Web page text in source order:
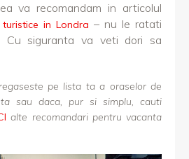
va recomandam in articolul
in Londra – nu le ratati
Cu siguranta va veti dori sa
pe lista ta a oraselor de
sau daca, pur si simplu, cauti
alte recomandari pentru vacanta